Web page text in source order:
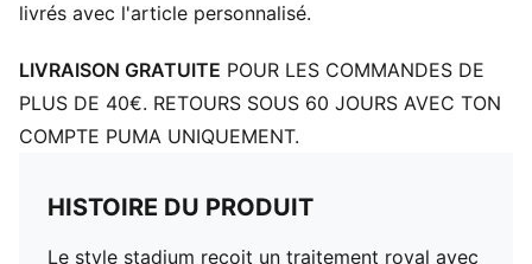
livrés avec l'article personnalisé.
LIVRAISON GRATUITE POUR LES COMMANDES DE
PLUS DE 40€. RETOURS SOUS 60 JOURS AVEC TON
COMPTE PUMA UNIQUEMENT.
HISTOIRE DU PRODUIT
Le style stadium reçoit un traitement royal avec